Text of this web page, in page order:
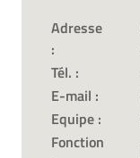
Adresse
:
Tél. :
E-mail :
Equipe :
Fonction